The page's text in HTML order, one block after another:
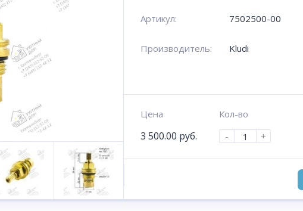
Артикул: 7502500-00
Производитель:
Kludi
Цена
3 500.00 руб.
Кол-во
-
+